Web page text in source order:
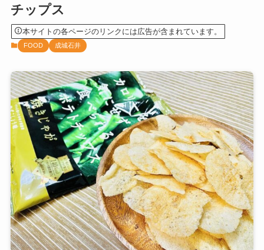
チップス
本サイトの各ページのリンクには広告が含まれています。
FOOD 成城石井